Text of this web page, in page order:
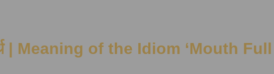
| Meaning of the Idiom ‘Mouth